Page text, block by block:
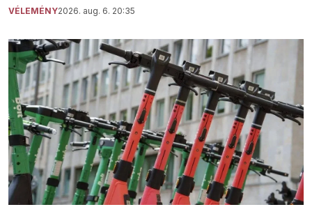
VÉLEMÉNY2026. aug. 6. 20:35